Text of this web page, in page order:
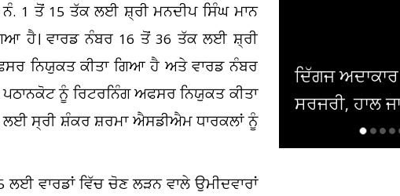
1 ਤੋਂ 15 ਤੱਕ ਲਈ ਸ਼੍ਰੀ ਮਨਦੀਪ ਸਿੰਘ ਮਾਨ
ਹੈ। ਵਾਰਡ ਨੰਬਰ 16 ਤੋਂ 36 ਤੱਕ ਲਈ ਸ਼੍ਰੀ
ਨਿਯੁਕਤ ਕੀਤਾ ਗਿਆ ਹੈ ਅਤੇ ਵਾਰਡ ਨੰਬਰ
ਨੂੰ ਰਿਟਰਨਿੰਗ ਅਫਸਰ ਨਿਯੁਕਤ ਕੀਤਾ
ਸ੍ਰੀ ਸ਼ੰਕਰ ਸ਼ਰਮਾ ਐਸਡੀਐਮ ਧਾਰਕਲਾਂ ਨੂੰ
ਵਾਰਡਾਂ ਵਿੱਚ ਚੋਣ ਲੜਨ ਵਾਲੇ ਉਮੀਦਵਾਰਾਂ
ਦਿੱਗਜ ਅਦਾਕਾਰ ਮਿਥੁਨ ਚੱਕਰਵਰਤੀ ਦੀ ਹੋਈ
ਸਰਜਰੀ, ਹਾਲ ਜਾਣਨ ਲਈ ਹਸਪਤਾਲ ਪਹੁੰਚੇ...